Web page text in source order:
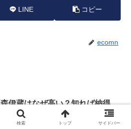
LINE コピー
ecomn
森伊蔵はなぜ高い？知れば納得
「プレミアム焼酎の王様」たる所
検索 トップ サイドバー